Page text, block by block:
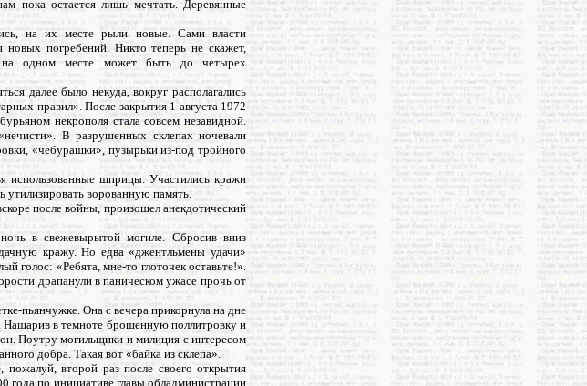
пока остается лишь мечтать. Деревянные
на их месте рыли новые. Сами власти
новых погребений. Никто теперь не скажет,
на одном месте может быть до четырех
далее было некуда, вокруг располагались
правил». После закрытия 1 августа 1972
некрополя стала совсем незавидной.
В разрушенных склепах ночевали
«чебурашки», пузырьки из-под тройного
использованные шприцы. Участились кражи
утилизировать ворованную память.
после войны, произошел анекдотический
в свежевырытой могиле. Сбросив вниз
кражу. Но едва «джентльмены удачи»
голос: «Ребята, мне-то глоточек оставьте!».
драпанули в паническом ужасе прочь от
пьянчужке. Она с вечера прикорнула на дне
Нашарив в темноте брошенную поллитровку и
Поутру могильщики и милиция с интересом
добра. Такая вот «байка из склепа».
второй раз после своего открытия
года по инициативе главы обладминистрации